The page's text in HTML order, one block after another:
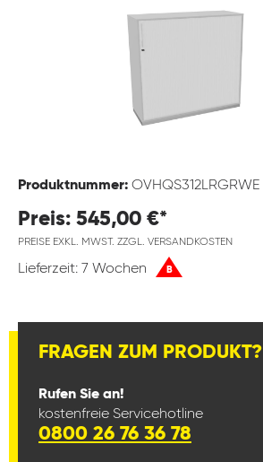
Produktnummer: OVHQS312LRGRWE
Preis: 545,00 €*
PREISE EXKL. MWST. ZZGL. VERSANDKOSTEN
Lieferzeit: 7 Wochen B
FRAGEN ZUM PRODUKT?
Rufen Sie an!
kostenfreie Servicehotline
0800 26 76 36 78